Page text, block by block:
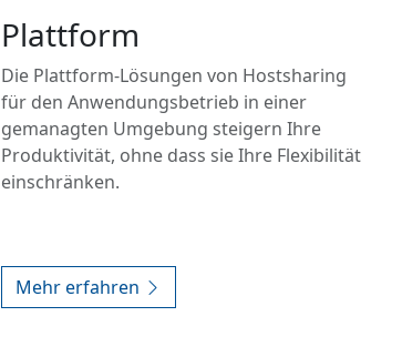
Plattform
Die Plattform-Lösungen von Hostsharing
für den Anwendungsbetrieb in einer
gemanagten Umgebung steigern Ihre
Produktivität, ohne dass sie Ihre Flexibilität
einschränken.
Mehr erfahren